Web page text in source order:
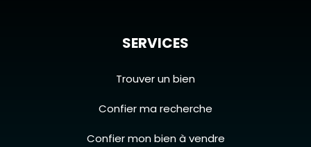
SERVICES
Trouver un bien
Confier ma recherche
Confier mon bien à vendre